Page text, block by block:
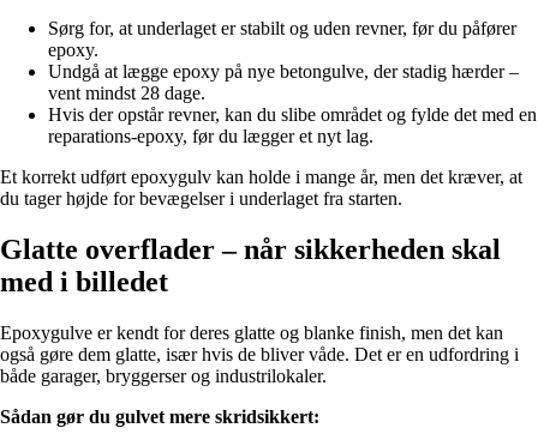
Sørg for, at underlaget er stabilt og uden revner, før du påfører
epoxy.
Undgå at lægge epoxy på nye betongulve, der stadig hærder –
vent mindst 28 dage.
Hvis der opstår revner, kan du slibe området og fylde det med en
reparations-epoxy, før du lægger et nyt lag.
Et korrekt udført epoxygulv kan holde i mange år, men det kræver, at
du tager højde for bevægelser i underlaget fra starten.
Glatte overflader – når sikkerheden skal
med i billedet
Epoxygulve er kendt for deres glatte og blanke finish, men det kan
også gøre dem glatte, især hvis de bliver våde. Det er en udfordring i
både garager, bryggerser og industrilokaler.
Sådan gør du gulvet mere skridsikkert: